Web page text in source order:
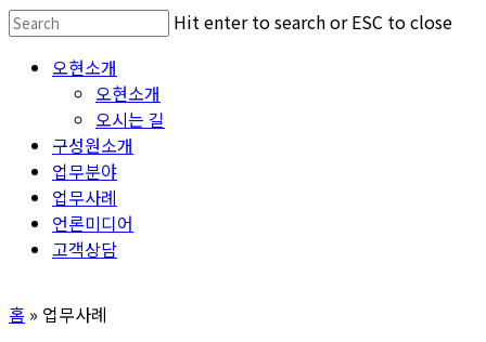
Skip
main
Hit enter to search or ESC to close
Search
Menu 오현소개
오현소개
오시는 길
구성원소개
업무분야
업무사례
언론미디어
고객상담
홈 » 업무사례